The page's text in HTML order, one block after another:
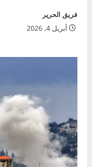
فريق الحرير
أبريل 4, 2026